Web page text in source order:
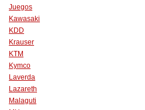
Juegos
Kawasaki
KDD
Krauser
KTM
Kymco
Laverda
Lazareth
Malaguti